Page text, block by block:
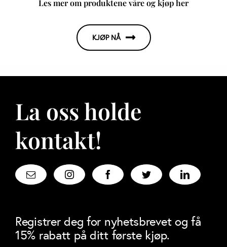
Les mer om produktene våre og kjøp her
KJØP NÅ
La oss holde
kontakt!
Registrer deg for nyhetsbrevet og få
15% rabatt på ditt første kjøp.